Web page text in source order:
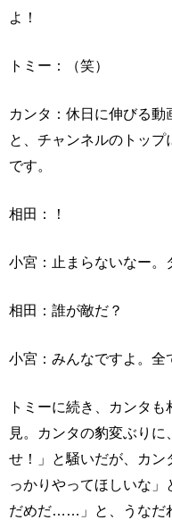
よ！
トミー：（笑）
カンタ：休日に伸びる
と、チャンネルのトッ
です。
相田：！
小宮：止まらないなー。
相田：誰が敵だ？
小宮：みんなですよ。全
トミーに続き、カンタ
見。カンタの豹変ぶり
せ！」と騒いだが、カン
っかりやってほしいな」
だめだ……」と、うなだ